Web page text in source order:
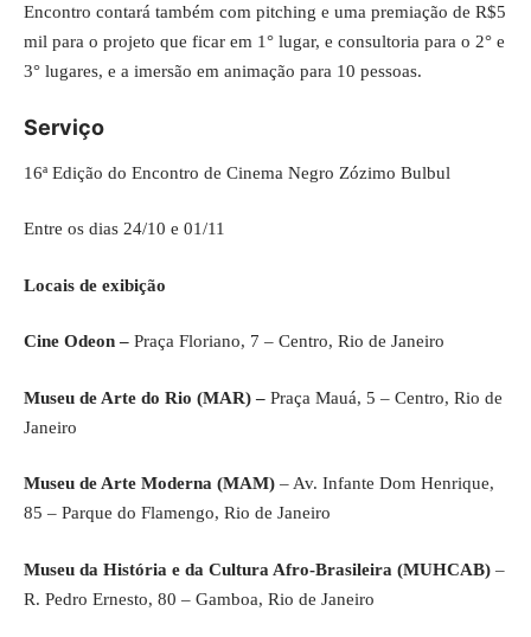
Encontro contará também com pitching e uma premiação de R$5
mil para o projeto que ficar em 1° lugar, e consultoria para o 2° e
3° lugares, e a imersão em animação para 10 pessoas.
Serviço
16ª Edição do Encontro de Cinema Negro Zózimo Bulbul
Entre os dias 24/10 e 01/11
Locais de exibição
Cine Odeon – Praça Floriano, 7 – Centro, Rio de Janeiro
Museu de Arte do Rio (MAR) – Praça Mauá, 5 – Centro, Rio de
Janeiro
Museu de Arte Moderna (MAM) – Av. Infante Dom Henrique,
85 – Parque do Flamengo, Rio de Janeiro
Museu da História e da Cultura Afro-Brasileira (MUHCAB) –
R. Pedro Ernesto, 80 – Gamboa, Rio de Janeiro